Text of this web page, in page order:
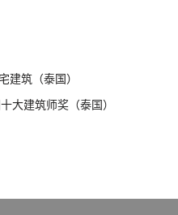
建筑（泰国）
大建筑师奖（泰国）